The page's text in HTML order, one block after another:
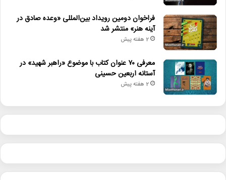
فراخوان دومین رویداد بین‌المللی «وعده صادق در
آینه هنر» منتشر شد
2 هفته پیش
معرفی ۷۰ عنوان کتاب با موضوع «راهبر شهید» در
آستانه اربعین حسینی
2 هفته پیش